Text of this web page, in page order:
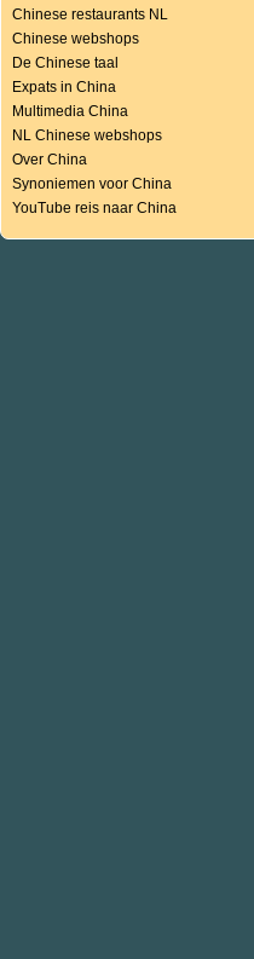
Chinese restaurants NL
Chinese webshops
De Chinese taal
Expats in China
Multimedia China
NL Chinese webshops
Over China
Synoniemen voor China
YouTube reis naar China